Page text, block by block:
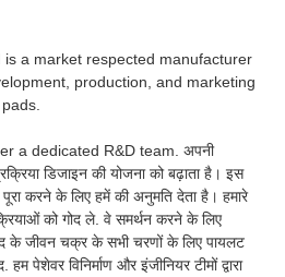
is a market respected manufacturer
production, and marketing
a dedicated R&D team. अपनी
डिजाइन की योजना को बढ़ाता है। इस
पूरा करने के लिए हमें की अनुमति देता है। हमारे
को गोद ले. वे समर्थन करने के लिए
के जीवन चक्र के सभी चरणों के लिए पायलट
पेशेवर विनिर्माण और इंजीनियर टीमों द्वारा